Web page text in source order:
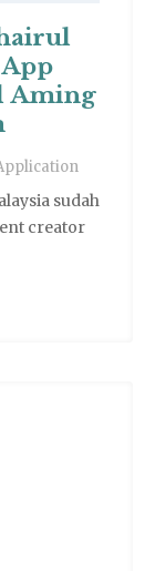
Aming
sudah
creator